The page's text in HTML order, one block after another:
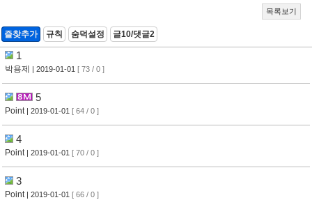
목록보기
즐찾추가 규칙 숨덕설정 글10/댓글2
1
박용제 | 2019-01-01 [ 73 / 0 ]
5
Point | 2019-01-01 [ 64 / 0 ]
4
Point | 2019-01-01 [ 70 / 0 ]
3
Point | 2019-01-01 [ 66 / 0 ]